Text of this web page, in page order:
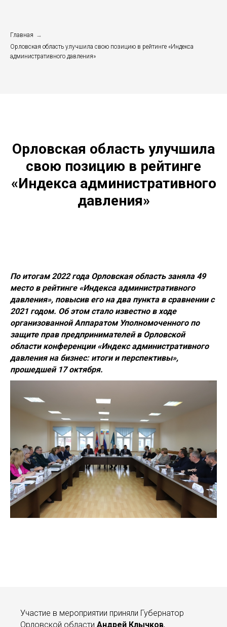
Главная →
Орловская область улучшила свою позицию в рейтинге «Индекса
административного давления»
Орловская область улучшила
свою позицию в рейтинге
«Индекса административного
давления»
По итогам 2022 года Орловская область заняла 49
место в рейтинге «Индекса административного
давления», повысив его на два пункта в сравнении с
2021 годом. Об этом стало известно в ходе
организованной Аппаратом Уполномоченного по
защите прав предпринимателей в Орловской
области конференции «Индекс административного
давления на бизнес: итоги и перспективы»,
прошедшей 17 октября.
Участие в мероприятии приняли Губернатор
Орловской области Андрей Клычков,